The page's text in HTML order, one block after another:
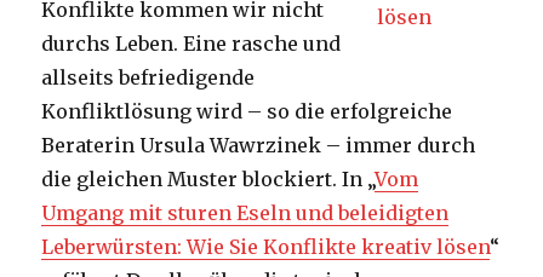
Konflikte kommen wir nicht
durchs Leben. Eine rasche und
allseits befriedigende
Konfliktlösung wird – so die erfolgreiche
Beraterin Ursula Wawrzinek – immer durch
die gleichen Muster blockiert. In „Vom
Umgang mit sturen Eseln und beleidigten
Leberwürsten: Wie Sie Konflikte kreativ lösen“